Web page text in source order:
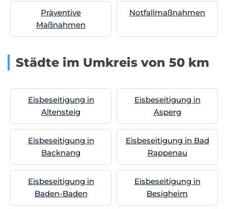
Präventive
Maßnahmen
Notfallmaßnahmen
Städte im Umkreis von 50 km
Eisbeseitigung in
Altensteig
Eisbeseitigung in
Asperg
Eisbeseitigung in
Backnang
Eisbeseitigung in Bad
Rappenau
Eisbeseitigung in
Baden-Baden
Eisbeseitigung in
Besigheim